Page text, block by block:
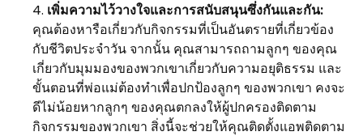
เพิ่มความไว้วางใจและการสนับสนุนซึ่งกันและกัน:
คุณต้องหารือเกี่ยวกับกิจกรรมที่เป็นอันตรายที่เกี่ยวข้อง
กับชีวิตประจำวัน จากนั้น คุณสามารถถามลูกๆ ของคุณ
เกี่ยวกับมุมมองของพวกเขาเกี่ยวกับความอยุติธรรม และ
ขั้นตอนที่พ่อแม่ต้องทำเพื่อปกป้องลูกๆ ของพวกเขา คงจะ
ดีไม่น้อยหากลูกๆ ของคุณตกลงให้ผู้ปกครองติดตาม
กิจกรรมของพวกเขา สิ่งนี้จะช่วยให้คุณติดตั้งแอพติดตาม